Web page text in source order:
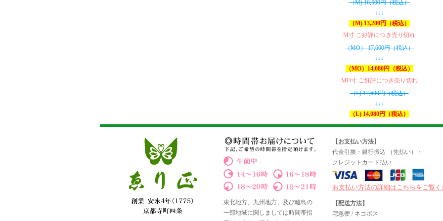
（M) 16,500円（税込）
↓↓↓
（M) 13,200円（税込）
M寸 ご好評につき売り切れ
（MO） 17,600円（税込）
↓↓↓
（MO）14,080円（税込）
MO寸 ご好評につき売り切れ
（L) 17,600円（税込）
↓↓↓
（L) 14,080円（税込）
東北地方、九州地方、及び離島の
一部地域に関しましては時間帯指
【お支払い方法】
代金引換・銀行振込 （先払い）・
クレジットカード払い
お支払い方法の詳細はこちらをご覧
【配送方法】
宅急便 / ネコポス